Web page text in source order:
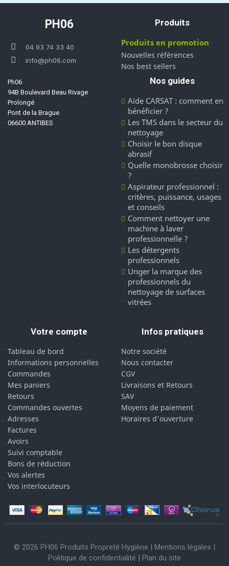
PH06
04 93 74 33 40
info@ph06.com
Ph06
94B Boulevard Beau Rivage
Prolongé
Pont de la Brague
06600 ANTIBES
Produits
Produits en promotion
Nouvelles références
Nos best sellers
Nos guides
Aide CARSAT : comment en
bénéficier ?
Les TMS dans le secteur du
nettoyage
Choisir le bon disque
abrasif
Quelle monobrosse choisir
?
Aspirateur professionnel :
critères, puissance, usages
et conseils
Comment nettoyer une
machine à laver
professionnelle ?
Les détergents
professionnels
Unger la marque des
professionnels du
nettoyage de surfaces
vitrées
Votre compte
Tableau de bord
Informations personnelles
Commandes
Mes paniers
Retours
Commandes ouvertes
Adresses
Factures
Avoirs
Suivi comptable
Bons de réduction
Vos alertes
Vos interlocuteurs
Infos pratiques
Notre société
Nous contacter
CGV
Livraisons et Retours
SAV
Moyens de paiement
Horaires d'ouverture
© 2026 PH06 Produits Propreté Hygiène | Mentions légales |
Politique de confidentialité | Plan du site